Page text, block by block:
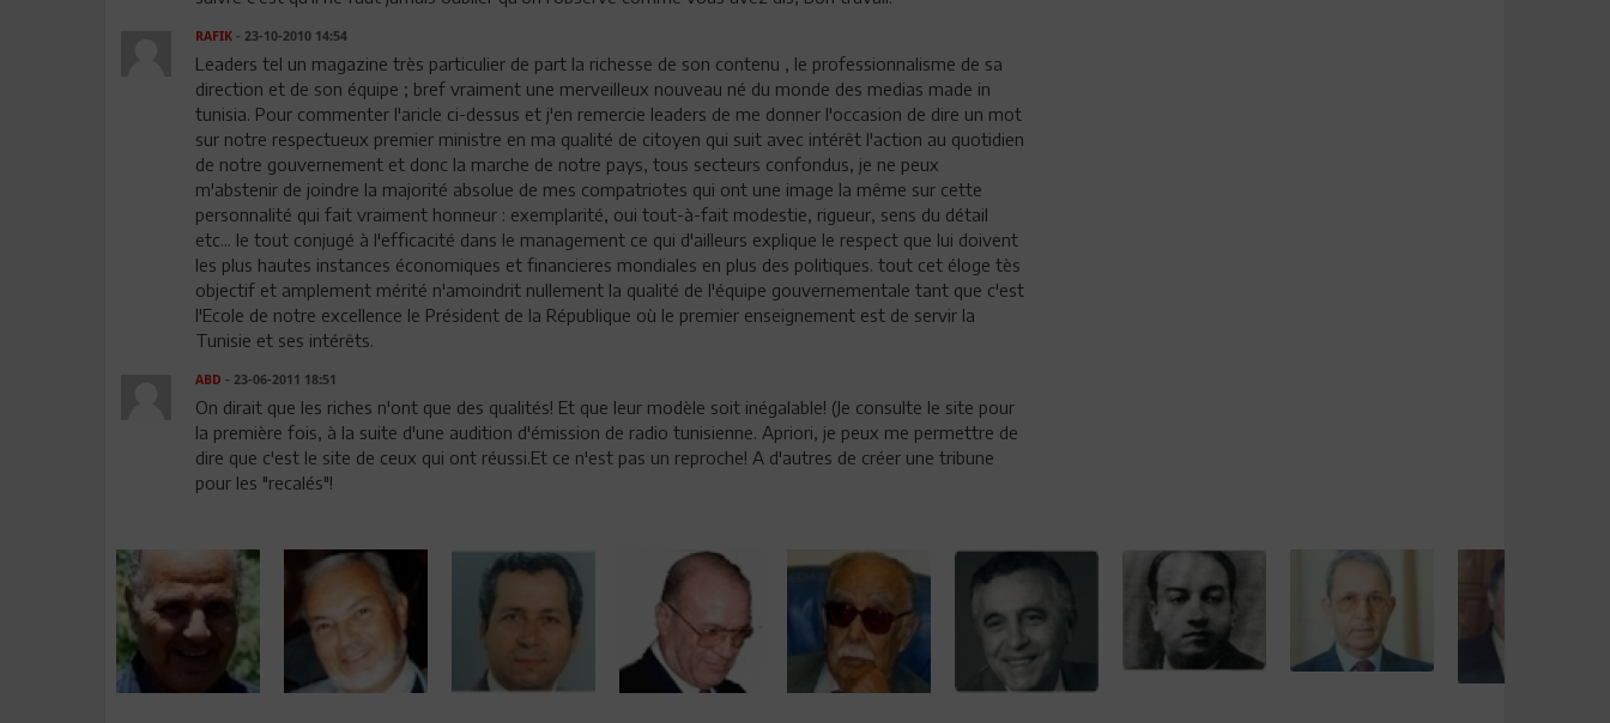
RAFIK- 23-10-2010 14:54
Leaders tel un magazine très particulier de part la richesse de son contenu , le professionnalisme de sa
direction et de son équipe ; bref vraiment une merveilleux nouveau né du monde des medias made in
tunisia. Pour commenter l'aricle ci-dessus et j'en remercie leaders de me donner l'occasion de dire un mot
sur notre respectueux premier ministre en ma qualité de citoyen qui suit avec intérêt l'action au quotidien
de notre gouvernement et donc la marche de notre pays, tous secteurs confondus, je ne peux
m'abstenir de joindre la majorité absolue de mes compatriotes qui ont une image la même sur cette
personnalité qui fait vraiment honneur : exemplarité, oui tout-à-fait modestie, rigueur, sens du détail
etc... le tout conjugé à l'efficacité dans le management ce qui d'ailleurs explique le respect que lui doivent
les plus hautes instances économiques et financieres mondiales en plus des politiques. tout cet éloge tès
objectif et amplement mérité n'amoindrit nullement la qualité de l'équipe gouvernementale tant que c'est
l'Ecole de notre excellence le Président de la République où le premier enseignement est de servir la
Tunisie et ses intérêts.
ABD - 23-06-2011 18:51
On dirait que les riches n'ont que des qualités! Et que leur modèle soit inégalable! (Je consulte le site pour
la première fois, à la suite d'une audition d'émission de radio tunisienne. Apriori, je peux me permettre de
dire que c'est le site de ceux qui ont réussi.Et ce n'est pas un reproche! A d'autres de créer une tribune
pour les "recalés"!